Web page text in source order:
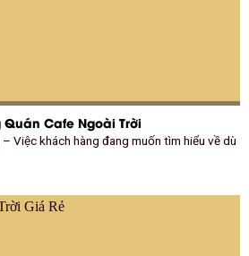
Cafe Ngoài Trời
Việc khách hàng đang muốn tìm hiểu về dù